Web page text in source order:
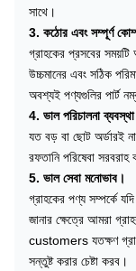
সাথে।
3. কঠোর এবং সম্পূর্ণ
গ্রাহকের প্রসবের সময়টি
উচ্চমানের এবং সঠিক
অবশ্যই পণ্যগুলির পার্ট
4. ভাল পরিচালনা
যত বড় বা ছোট অর্ডারই
রফতানি পরিষেবা সরবরাহ
5. ভাল সেবা মনোভাব।
গ্রাহকের পণ্য সম্পর্কে
জানার ক্ষেত্রে আমরা
customers যতক্ষণ
সন্তুষ্ট করার চেষ্টা করব।